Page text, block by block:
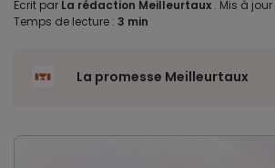
Écrit par La rédaction Meilleurtaux . Mis à jour
Temps de lecture : 3 min
La promesse Meilleurtaux